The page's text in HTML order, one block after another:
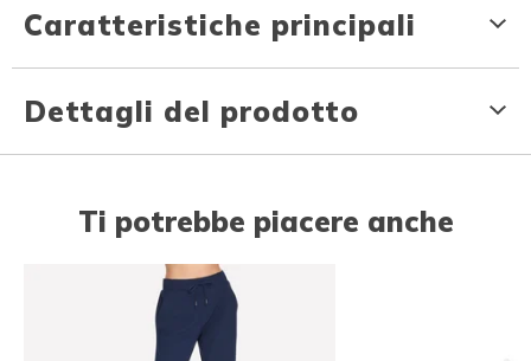
Caratteristiche principali
Dettagli del prodotto
Ti potrebbe piacere anche